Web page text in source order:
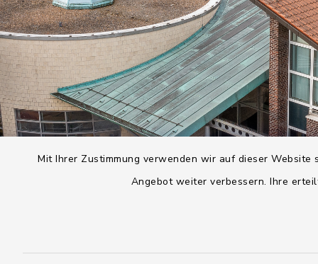
Mit Ihrer Zustimmung verwenden wir auf dieser
Angebot weiter verbessern. Ihre